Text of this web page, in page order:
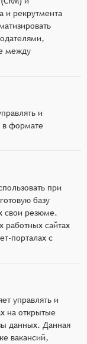
и рекрутмента
между
и
в формате
при
базу
свои резюме.
работных сайтах
порталах с
управлять и
на открытые
данных. Данная
вакансий,